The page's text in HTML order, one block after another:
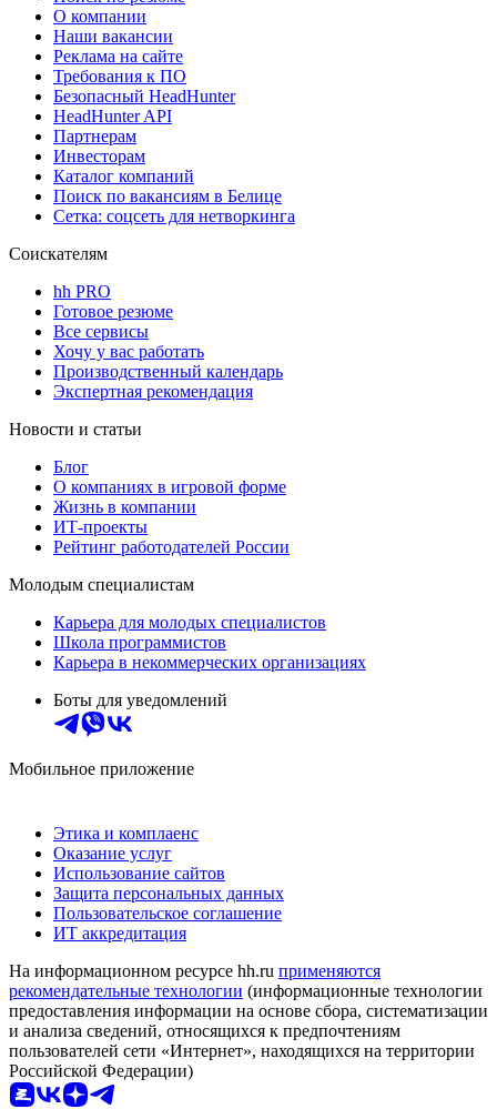
О компании
Наши вакансии
Реклама на сайте
Требования к ПО
Безопасный HeadHunter
HeadHunter API
Партнерам
Инвесторам
Каталог компаний
Поиск по вакансиям в Белице
Сетка: соцсеть для нетворкинга
Соискателям
hh PRO
Готовое резюме
Все сервисы
Хочу у вас работать
Производственный календарь
Экспертная рекомендация
Новости и статьи
Блог
О компаниях в игровой форме
Жизнь в компании
ИТ-проекты
Рейтинг работодателей России
Молодым специалистам
Карьера для молодых специалистов
Школа программистов
Карьера в некоммерческих организациях
Боты для уведомлений
Мобильное приложение
Этика и комплаенс
Оказание услуг
Использование сайтов
Защита персональных данных
Пользовательское соглашение
ИТ аккредитация
На информационном ресурсе hh.ru применяются
рекомендательные технологии (информационные технологии
предоставления информации на основе сбора, систематизации
и анализа сведений, относящихся к предпочтениям
пользователей сети «Интернет», находящихся на территории
Российской Федерации)